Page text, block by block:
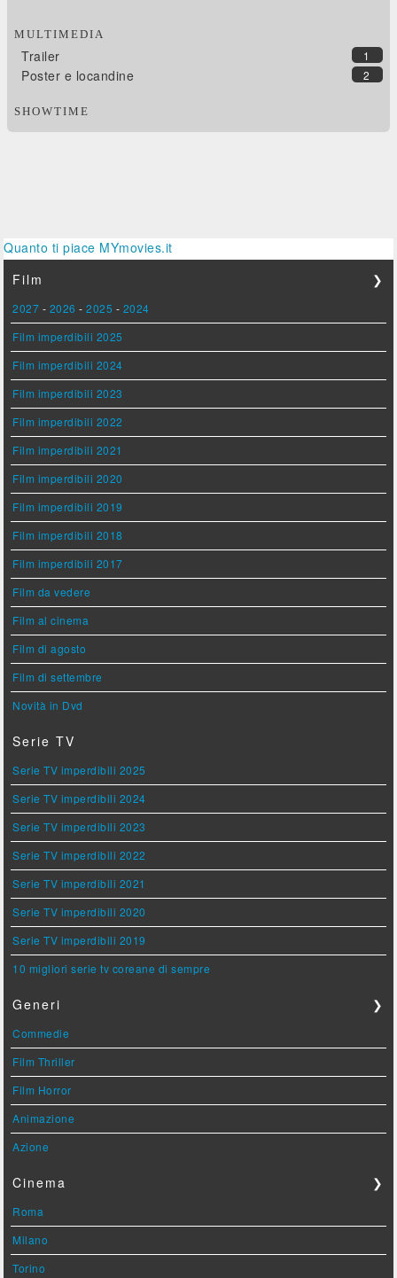
MULTIMEDIA
1
Trailer
2
Poster e locandine
SHOWTIME
Quanto ti piace MYmovies.it
Film
❯
2027 - 2026 -2025 - 2024
Film imperdibili 2025
Film imperdibili 2024
Film imperdibili 2023
Film imperdibili 2022
Film imperdibili 2021
Film imperdibili 2020
Film imperdibili 2019
Film imperdibili 2018
Film imperdibili 2017
Film da vedere
Film al cinema
Film di agosto
Film di settembre
Novità in Dvd
Serie TV
Serie TV imperdibili 2025
Serie TV imperdibili 2024
Serie TV imperdibili 2023
Serie TV imperdibili 2022
Serie TV imperdibili 2021
Serie TV imperdibili 2020
Serie TV imperdibili 2019
10 migliori serie tv coreane di sempre
Generi ❯
Commedie
Film Thriller
Film Horror
Animazione
Azione
Cinema ❯
Roma
Milano
Torino